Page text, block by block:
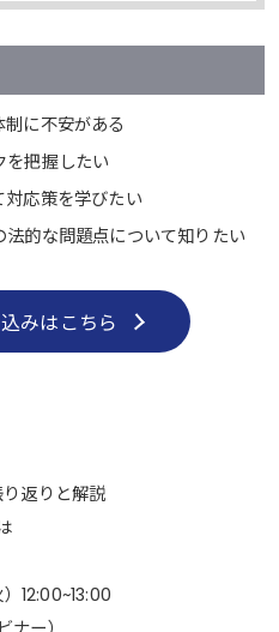
に不安がある
を把握したい
応策を学びたい
的な問題点について知りたい
みはこちら
返りと解説
12:00~13:00